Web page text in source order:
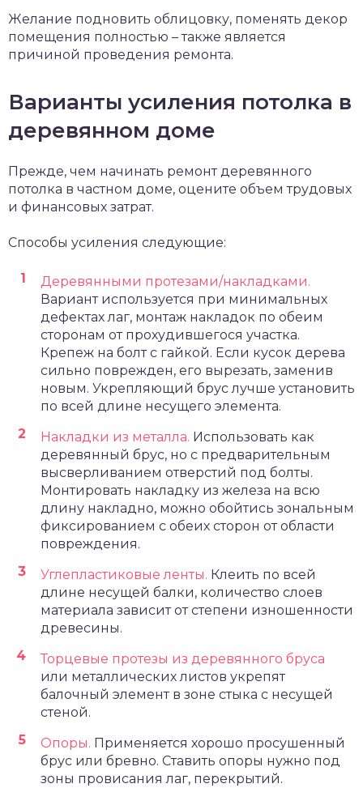
Желание подновить облицовку, поменять декор
помещения полностью – также является
причиной проведения ремонта.
Варианты усиления потолка в
деревянном доме
Прежде, чем начинать ремонт деревянного
потолка в частном доме, оцените объем трудовых
и финансовых затрат.
Способы усиления следующие:
Деревянными протезами/накладками.
Вариант используется при минимальных
дефектах лаг, монтаж накладок по обеим
сторонам от прохудившегося участка.
Крепеж на болт с гайкой. Если кусок дерева
сильно поврежден, его вырезать, заменив
новым. Укрепляющий брус лучше установить
по всей длине несущего элемента.
Накладки из металла. Использовать как
деревянный брус, но с предварительным
высверливанием отверстий под болты.
Монтировать накладку из железа на всю
длину накладно, можно обойтись зональным
фиксированием с обеих сторон от области
повреждения.
Углепластиковые ленты. Клеить по всей
длине несущей балки, количество слоев
материала зависит от степени изношенности
древесины.
Торцевые протезы из деревянного бруса
или металлических листов укрепят
балочный элемент в зоне стыка с несущей
стеной.
Опоры. Применяется хорошо просушенный
брус или бревно. Ставить опоры нужно под
зоны провисания лаг, перекрытий.